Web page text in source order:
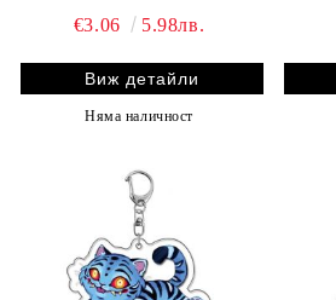
€3.06
5.98лв.
Виж детайли
Няма наличност